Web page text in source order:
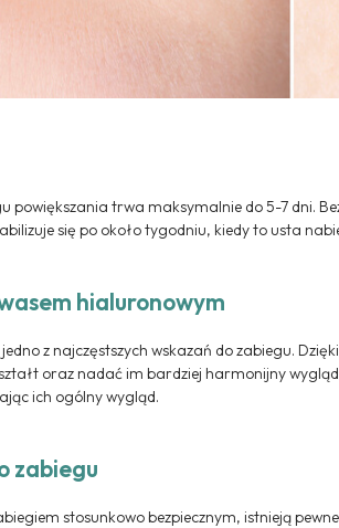
powiększania trwa maksymalnie do 5-7 dni.
się po około tygodniu, kiedy to usta
hialuronowym
z najczęstszych wskazań do zabiegu.
oraz nadać im bardziej harmonijny
ich ogólny wygląd.
zabiegu
stosunkowo bezpiecznym, istnieją